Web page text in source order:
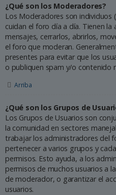
¿Qué son los Moderadores?
Los Moderadores son individuos
cuidan el foro día a día. Tienen
mensajes, cerrarlos, abrirlos,
el foro que moderan.
presentes para evitar que los
o publiquen spam y/o contenido
Arriba
¿Qué son los Grupos de
Los Grupos de Usuarios son
la comunidad en sectores
trabajar los administradores del
pertenecer a varios grupos y
permisos. Esto ayuda, a los
permisos de muchos usuarios a
de moderador, o garantizar el
usuarios.